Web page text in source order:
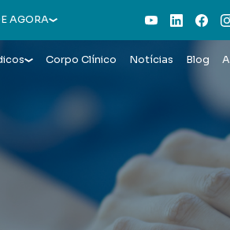
AGORA YoutubeLinkedIn
Corpo Clínico Notícias Blog